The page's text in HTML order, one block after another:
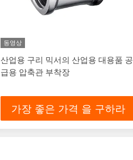
동영상
산업용 구리 믹서의 산업용 대용품 공
급용 압축관 부착장
가장 좋은 가격 을 구하라